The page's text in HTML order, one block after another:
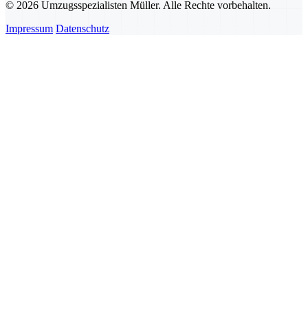
© 2026 Umzugsspezialisten Müller. Alle Rechte vorbehalten.
Impressum Datenschutz